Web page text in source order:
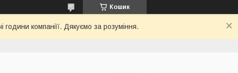
Кошик
компаніїї. Дякуємо за розуміння.